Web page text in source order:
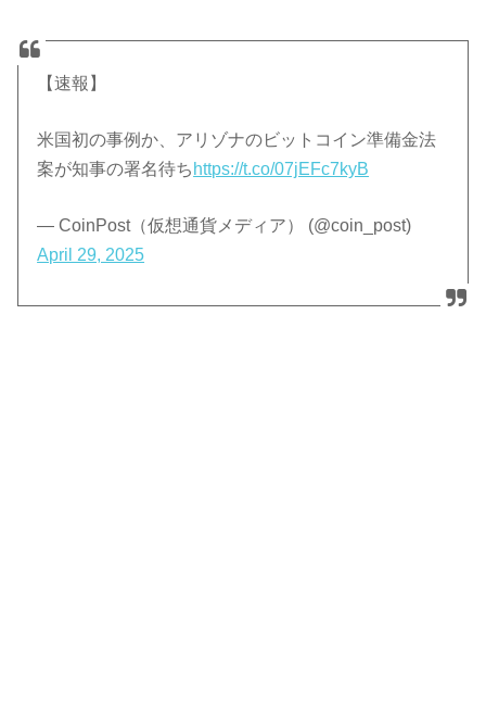
【速報】
米国初の事例か、アリゾナのビットコイン準備金法
案が知事の署名待ち https://t.co/07jEFc7kyB
— CoinPost（仮想通貨メディア） (@coin_post)
April 29, 2025